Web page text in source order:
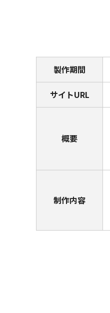
製作期間
サイトURL
概要
制作内容